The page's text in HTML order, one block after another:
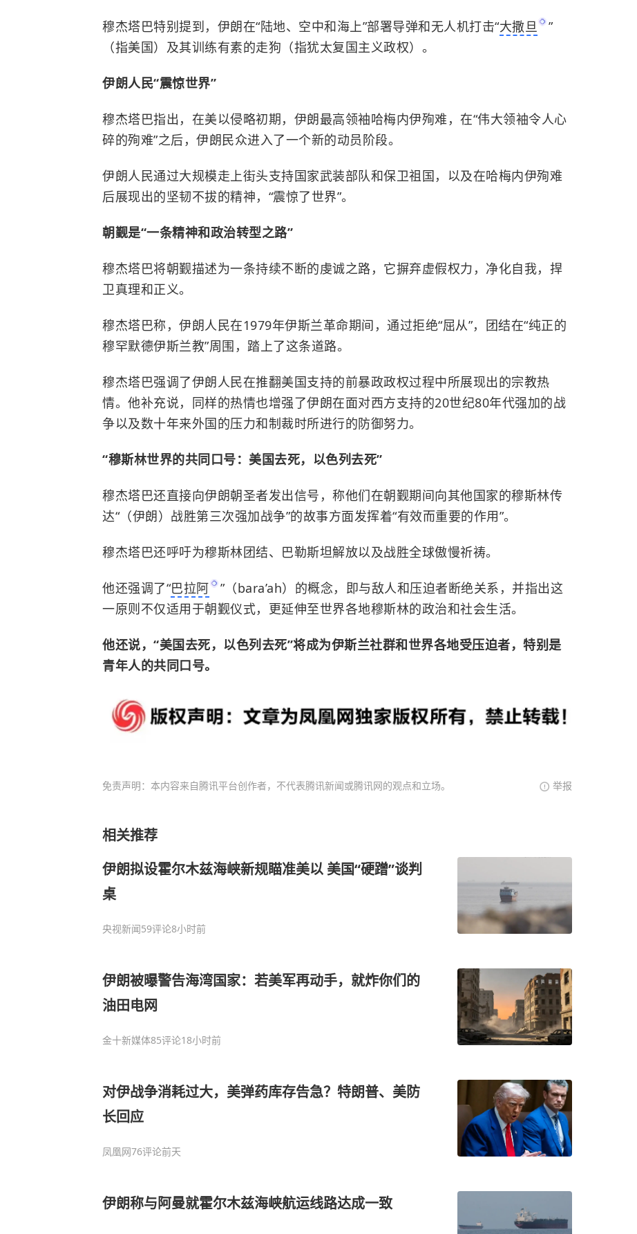
穆杰塔巴特别提到，伊朗在“陆地、空中和海上”部署导弹和无人机打击“大撒旦
”
（指美国）及其训练有素的走狗（指犹太复国主义政权）。
伊朗人民“震惊世界”
穆杰塔巴指出，在美以侵略初期，伊朗最高领袖哈梅内伊殉难，在“伟大领袖令人心
碎的殉难”之后，伊朗民众进入了一个新的动员阶段。
伊朗人民通过大规模走上街头支持国家武装部队和保卫祖国，以及在哈梅内伊殉难
后展现出的坚韧不拔的精神，“震惊了世界”。
朝觐是“一条精神和政治转型之路”
穆杰塔巴将朝觐描述为一条持续不断的虔诚之路，它摒弃虚假权力，净化自我，捍
卫真理和正义。
穆杰塔巴称，伊朗人民在1979年伊斯兰革命期间，通过拒绝“屈从”，团结在“纯正的
穆罕默德伊斯兰教”周围，踏上了这条道路。
穆杰塔巴强调了伊朗人民在推翻美国支持的前暴政政权过程中所展现出的宗教热
情。他补充说，同样的热情也增强了伊朗在面对西方支持的20世纪80年代强加的战
争以及数十年来外国的压力和制裁时所进行的防御努力。
“穆斯林世界的共同口号：美国去死，以色列去死”
穆杰塔巴还直接向伊朗朝圣者发出信号，称他们在朝觐期间向其他国家的穆斯林传
达“（伊朗）战胜第三次强加战争”的故事方面发挥着“有效而重要的作用”。
穆杰塔巴还呼吁为穆斯林团结、巴勒斯坦解放以及战胜全球傲慢祈祷。
他还强调了“巴拉阿
”（bara’ah）的概念，即与敌人和压迫者断绝关系，并指出这
一原则不仅适用于朝觐仪式，更延伸至世界各地穆斯林的政治和社会生活。
他还说，“美国去死，以色列去死”将成为伊斯兰社群和世界各地受压迫者，特别是
青年人的共同口号。
免责声明：本内容来自腾讯平台创作者，不代表腾讯新闻或腾讯网的观点和立场。 举报
相关推荐
伊朗拟设霍尔木兹海峡新规瞄准美以 美国“硬蹭”谈判
桌
央视新闻59评论8小时前
伊朗被曝警告海湾国家：若美军再动手，就炸你们的
油田电网
金十新媒体85评论18小时前
对伊战争消耗过大，美弹药库存告急？特朗普、美防
长回应
凤凰网76评论前天
伊朗称与阿曼就霍尔木兹海峡航运线路达成一致